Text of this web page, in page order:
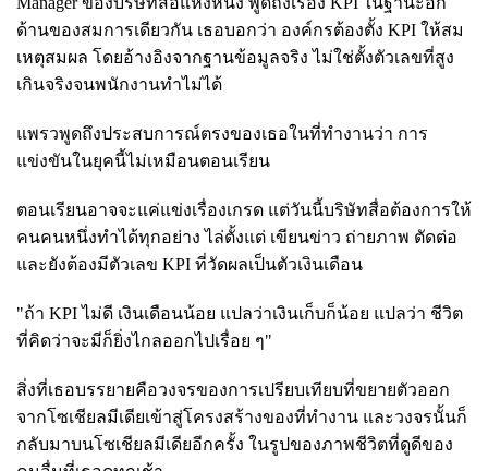
ด้านของสมการเดียวกัน เธอบอกว่า องค์กรต้องตั้ง KPI ให้สม
เหตุสมผล โดยอ้างอิงจากฐานข้อมูลจริง ไม่ใช่ตั้งตัวเลขที่สูง
เกินจริงจนพนักงานทำไม่ได้
แพรวพูดถึงประสบการณ์ตรงของเธอในที่ทำงานว่า การ
แข่งขันในยุคนี้ไม่เหมือนตอนเรียน
ตอนเรียนอาจจะแค่แข่งเรื่องเกรด แต่วันนี้บริษัทสื่อต้องการให้
คนคนหนึ่งทำได้ทุกอย่าง ไล่ตั้งแต่ เขียนข่าว ถ่ายภาพ ตัดต่อ
และยังต้องมีตัวเลข KPI ที่วัดผลเป็นตัวเงินเดือน
"ถ้า KPI ไม่ดี เงินเดือนน้อย แปลว่าเงินเก็บก็น้อย แปลว่า ชีวิต
ที่คิดว่าจะมีก็ยิ่งไกลออกไปเรื่อย ๆ"
สิ่งที่เธอบรรยายคือวงจรของการเปรียบเทียบที่ขยายตัวออก
จากโซเชียลมีเดียเข้าสู่โครงสร้างของที่ทำงาน และวงจรนั้นก็
กลับมาบนโซเชียลมีเดียอีกครั้ง ในรูปของภาพชีวิตที่ดูดีของ